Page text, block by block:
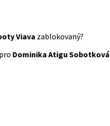
Viava zablokovaný?
Dominika Atigu Sobotková